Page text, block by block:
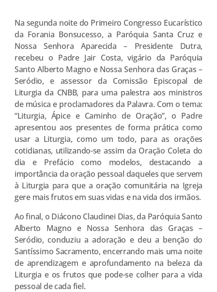
Na segunda noite do Primeiro Congresso Eucarístico
da Forania Bonsucesso, a Paróquia Santa Cruz e
Nossa Senhora Aparecida – Presidente Dutra,
recebeu o Padre Jair Costa, vigário da Paróquia
Santo Alberto Magno e Nossa Senhora das Graças –
Seródio, e assessor da Comissão Episcopal de
Liturgia da CNBB, para uma palestra aos ministros
de música e proclamadores da Palavra. Com o tema:
“Liturgia, Ápice e Caminho de Oração”, o Padre
apresentou aos presentes de forma prática como
usar a Liturgia, como um todo, para as orações
cotidianas, utilizando-se assim da Oração Coleta do
dia e Prefácio como modelos, destacando a
importância da oração pessoal daqueles que servem
à Liturgia para que a oração comunitária na Igreja
gere mais frutos em suas vidas e na vida dos irmãos.
Ao final, o Diácono Claudinei Dias, da Paróquia Santo
Alberto Magno e Nossa Senhora das Graças –
Seródio, conduziu a adoração e deu a benção do
Santíssimo Sacramento, encerrando mais uma noite
de aprendizagem e aprofundamento na beleza da
Liturgia e os frutos que pode-se colher para a vida
pessoal de cada fiel.